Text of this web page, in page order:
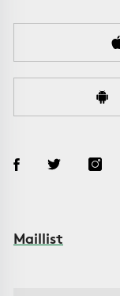
Maillist